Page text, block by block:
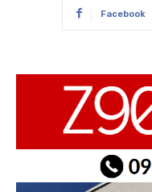
Facebook